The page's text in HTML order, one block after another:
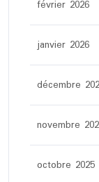
février 2026
janvier 2026
décembre
novembre
octobre 2025